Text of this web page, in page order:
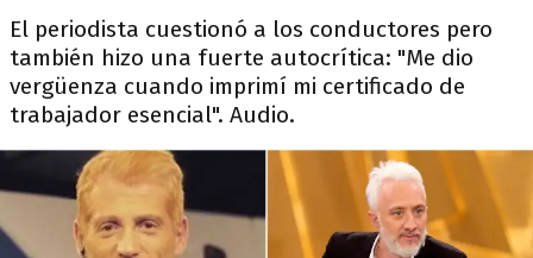
El periodista cuestionó a los conductores pero
también hizo una fuerte autocrítica: "Me dio
vergüenza cuando imprimí mi certificado de
trabajador esencial". Audio.